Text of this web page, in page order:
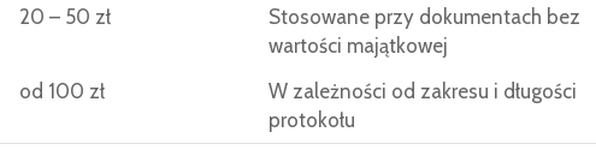
20 – 50 zł
Stosowane przy dokumentach bez
wartości majątkowej
od 100 zł
W zależności od zakresu i długości
protokołu